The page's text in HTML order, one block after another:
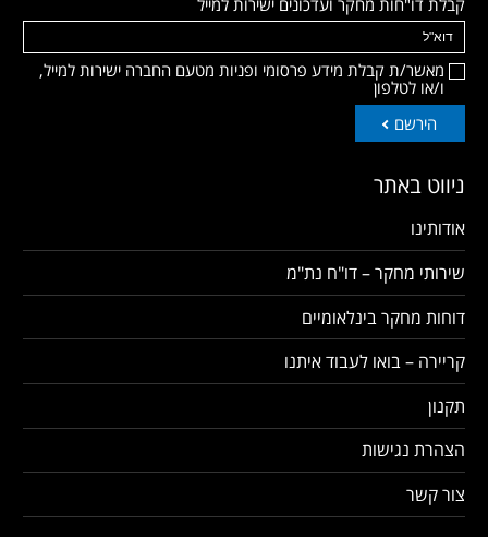
מאשר/ת קבלת מידע פרסומי ופניות מטעם החברה ישירות למייל,
ו/או לטלפון
הירשם
ניווט באתר
אודותינו
שירותי מחקר – דו"ח נת"מ
דוחות מחקר בינלאומיים
קריירה – בואו לעבוד איתנו
תקנון
הצהרת נגישות
צור קשר